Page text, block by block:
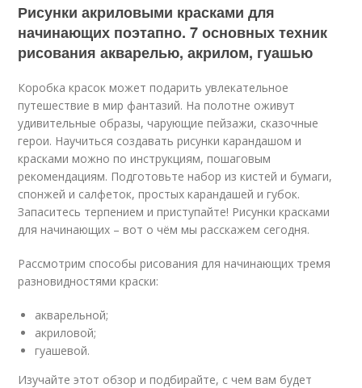
Рисунки акриловыми красками для
начинающих поэтапно. 7 основных техник
рисования акварелью, акрилом, гуашью
Коробка красок может подарить увлекательное
путешествие в мир фантазий. На полотне оживут
удивительные образы, чарующие пейзажи, сказочные
герои. Научиться создавать рисунки карандашом и
красками можно по инструкциям, пошаговым
рекомендациям. Подготовьте набор из кистей и бумаги,
спонжей и салфеток, простых карандашей и губок.
Запаситесь терпением и приступайте! Рисунки красками
для начинающих – вот о чём мы расскажем сегодня.
Рассмотрим способы рисования для начинающих тремя
разновидностями краски:
акварельной;
акриловой;
гуашевой.
Изучайте этот обзор и подбирайте, с чем вам будет